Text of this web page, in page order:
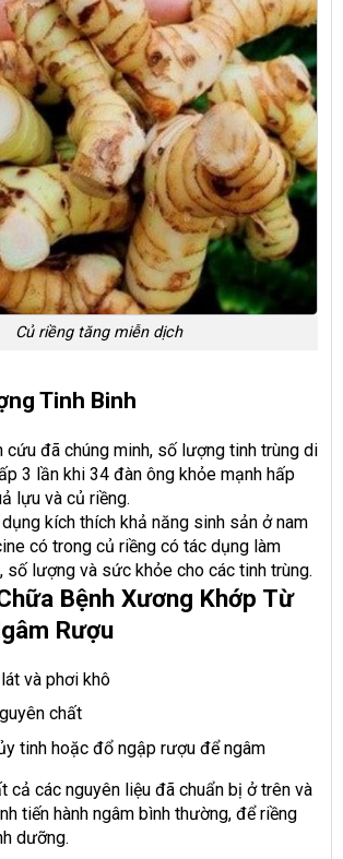
Củ riềng tăng miễn dịch
Tinh Binh
cứu đã chúng minh, số lượng tinh trùng di
3 lần khi 34 đàn ông khỏe mạnh hấp
lựu và củ riềng.
kích thích khả năng sinh sản ở nam
có trong củ riềng có tác dụng làm
lượng và sức khỏe cho các tinh trùng.
Bệnh Xương Khớp Từ
Rượu
và phơi khô
chất
tinh hoặc đổ ngập rượu để ngâm
cả các nguyên liệu đã chuẩn bị ở trên và
tiến hành ngâm bình thường, để riềng
dưỡng.